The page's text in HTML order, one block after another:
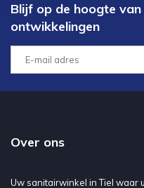
Blijf op de hoogte
ontwikkelingen
Over ons
Uw sanitairwinkel in Tiel waar